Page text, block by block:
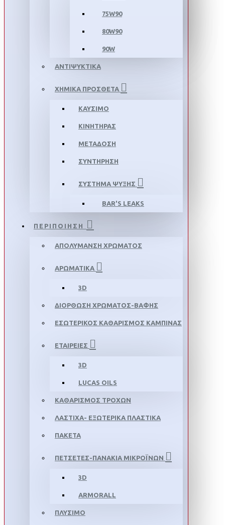
75W90
80W90
90W
ΑΝΤΙΨΥΚΤΙΚΑ
ΧΗΜΙΚΑ ΠΡΟΣΘΕΤΑ
ΚΑΥΣΙΜΟ
ΚΙΝΗΤΗΡΑΣ
ΜΕΤΑΔΟΣΗ
ΣΥΝΤΗΡΗΣΗ
ΣΥΣΤΗΜΑ ΨΥΞΗΣ
BAR'S LEAKS
ΠΕΡΙΠΟΙΗΣΗ
ΑΠΟΛΥΜΑΝΣΗ ΧΡΩΜΑΤΟΣ
ΑΡΩΜΑΤΙΚΑ
3D
ΔΙΟΡΘΩΣΗ ΧΡΩΜΑΤΟΣ-ΒΑΦΗΣ
ΕΣΩΤΕΡΙΚΟΣ ΚΑΘΑΡΙΣΜΟΣ ΚΑΜΠΙΝΑΣ
ΕΤΑΙΡΕΙΕΣ
3D
LUCAS OILS
ΚΑΘΑΡΙΣΜΟΣ ΤΡΟΧΩΝ
ΛΑΣΤΙΧΑ- ΕΞΩΤΕΡΙΚΑ ΠΛΑΣΤΙΚΑ
ΠΑΚΕΤΑ
ΠΕΤΣΕΤΕΣ-ΠΑΝΑΚΙΑ ΜΙΚΡΟΪΝΩΝ
3D
ARMORALL
ΠΛΥΣΙΜΟ